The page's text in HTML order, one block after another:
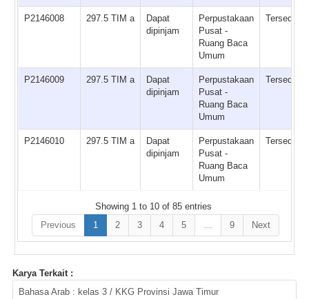
P2146008 297.5 TIM a
Dapat
dipinjam
Perpustakaan
Pusat -
Ruang Baca
Umum
Tersedia
P2146009 297.5 TIM a
Dapat
dipinjam
Perpustakaan
Pusat -
Ruang Baca
Umum
Tersedia
P2146010 297.5 TIM a
Dapat
dipinjam
Perpustakaan
Pusat -
Ruang Baca
Umum
Tersedia
Showing 1 to 10 of 85 entries
Previous
1 2 3 4 5 … 9 Next
Karya Terkait :
Bahasa Arab : kelas 3 / KKG Provinsi Jawa Timur